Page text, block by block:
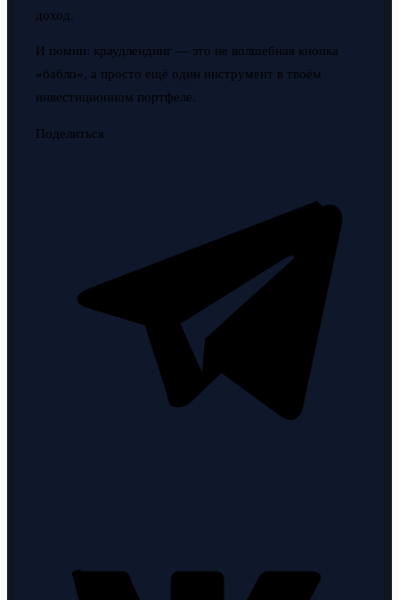
доход.
И помни: краудлендинг — это не волшебная кнопка
«бабло», а просто ещё один инструмент в твоём
инвестиционном портфеле.
Поделиться